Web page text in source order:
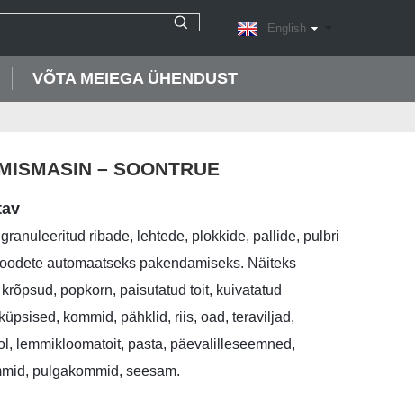
English
VÕTA MEIEGA ÜHENDUST
– SOONTRUE
ribade, lehtede, plokkide, pallide, pulbri
automaatseks pakendamiseks. Näiteks
popkorn, paisutatud toit, kuivatatud
kommid, pähklid, riis, oad, teraviljad,
lemmikloomatoit, pasta, päevalilleseemned,
pulgakommid, seesam.